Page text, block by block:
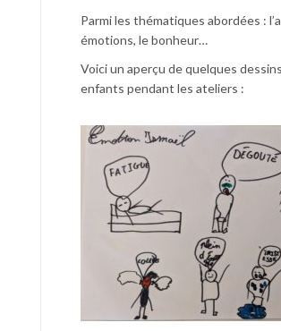
Parmi les thématiques abordées :
émotions, le bonheur…
Voici un aperçu de quelques
enfants pendant les ateliers :